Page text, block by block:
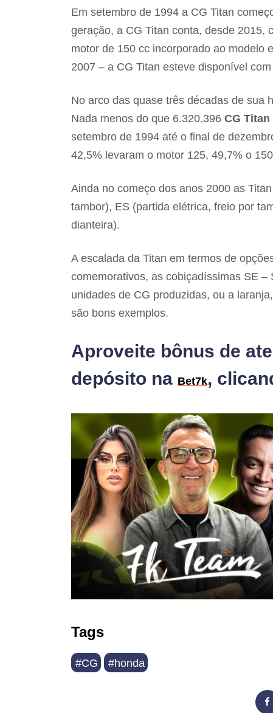
Em setembro de 1994 a CG Titan
geração, a CG Titan conta, desde 2015,
motor de 150 cc incorporado ao modelo
2007 – a CG Titan esteve disponível
No arco das quase três décadas de sua
Nada menos do que 6.320.396 CG Titan
setembro de 1994 até o final de
42,5% levaram o motor 125, 49,7% o
Ainda no começo dos anos 2000 as
tambor), ES (partida elétrica, freio por
dianteira).
A escalada da Titan em termos de
comemorativos, as cobiçadíssimas SE
unidades de CG produzidas, ou a
são bons exemplos.
Aproveite bônus de
depósito na Bet7k,
Tags
#CG #honda